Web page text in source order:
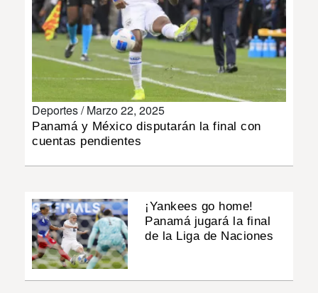
IMPRESO
Deportes /Marzo 22, 2025
Panamá y México disputarán la final con
cuentas pendientes
¡Yankees go home!
Panamá jugará la final
de la Liga de Naciones